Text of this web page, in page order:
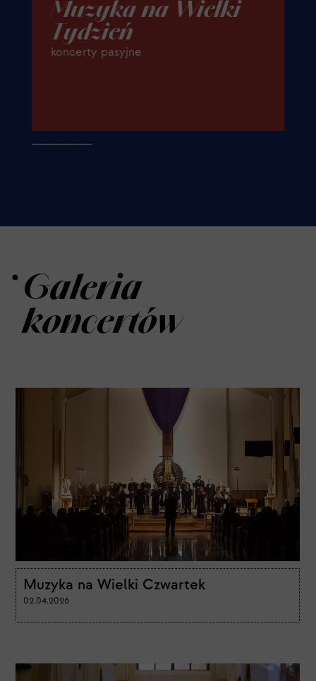
Muzyka na Wielki
Tydzień
koncerty pasyjne
Galeria
koncertów
Muzyka na Wielki Czwartek
02.04.2026